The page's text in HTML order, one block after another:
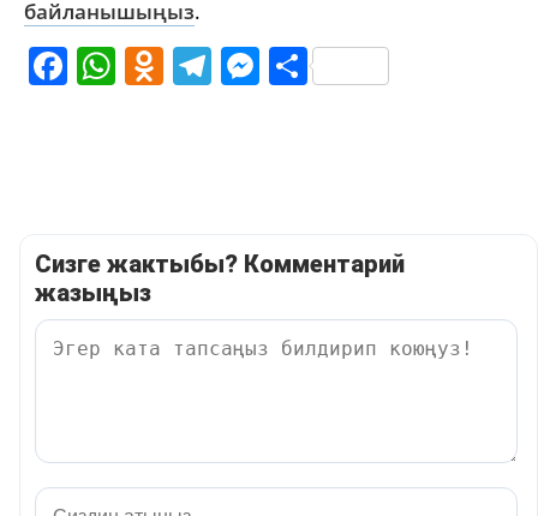
байланышыңыз.
Facebook
WhatsApp
Odnoklassniki
Telegram
Messenger
Share
Сизге жактыбы? Комментарий
жазыңыз